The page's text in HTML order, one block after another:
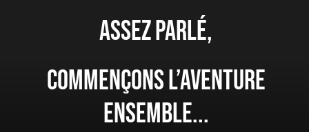
Assezparlé,
Commençonsl’aventure
ensemble...